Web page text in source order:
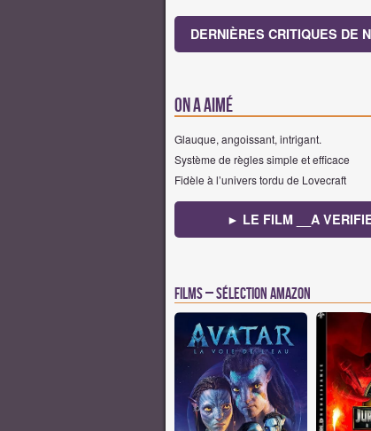
DERNIÈRES CRITIQUES DE
On a aimé
Glauque, angoissant, intrigant.
Système de règles simple et efficace
Fidèle à l’univers tordu de Lovecraft
► LE FILM __A
Films – Sélection Amazon